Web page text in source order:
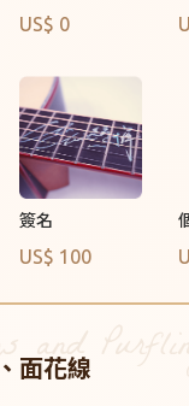
US$ 0
簽名
US$ 100
面花線